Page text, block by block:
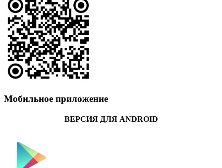
Мобильное приложение
ВЕРСИЯ ДЛЯ ANDROID